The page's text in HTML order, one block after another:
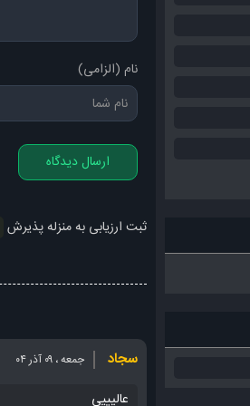
نام (الزامی)
ارسال دیدگاه
ثبت ارزیابی به منزله پذیرش
سجاد جمعه ، ۰۹ آذر ۰۴
عالیییی